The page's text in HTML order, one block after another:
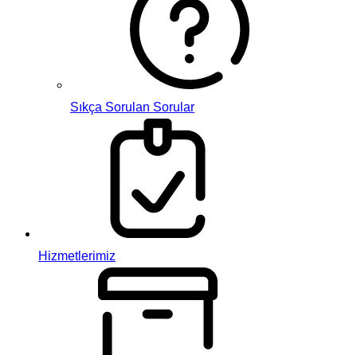
Sıkça Sorulan Sorular
Hizmetlerimiz